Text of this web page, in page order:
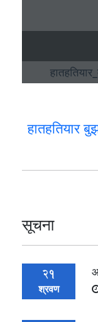
हातहतियार
सूचना
21
श्रवण